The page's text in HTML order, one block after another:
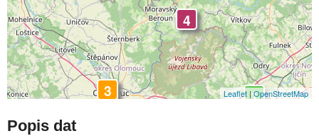
3
4
1
Leaflet |OpenStreetMap
Popis dat